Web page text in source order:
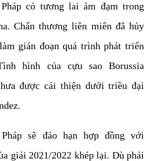
có tương lai ảm đạm trong
Chấn thương liên miên đã hủy
gián đoạn quá trình phát triển
hình của cựu sao Borussia
được cải thiện dưới triều đại
sẽ đáo hạn hợp đồng với
giải 2021/2022 khép lại. Dù phải